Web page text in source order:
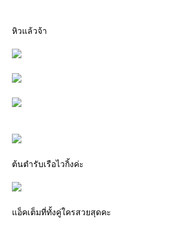
หิวแล้วจ้า
ต้นตำรับเรือไวกิ้งค่ะ
อ็คเต็มที่ทั้งคู่ใครสวยสุดคะ